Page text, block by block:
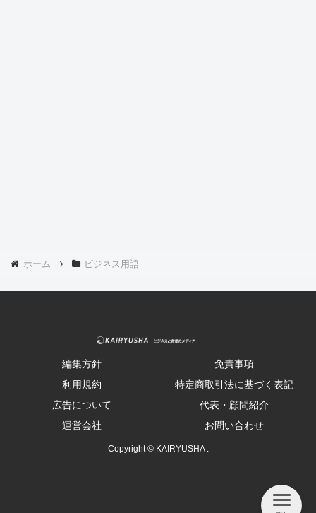
ホーム ビジネス用語
編集方針
免責事項
利用規約
特定商取引法に基づく表記
広告について
代表・顧問紹介
運営会社
お問い合わせ
Copyright © KAIRYUSHA .